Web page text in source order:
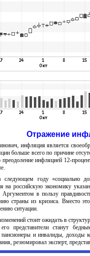
Отражение
инфляция является
больше всего по причине
инфляцией 12-
следующем году «социально
на российскую экономику
в пользу
страны из кризиса. Вместо
ситуации.
стоит ожидать в
его представители станут
пансионеры и инвалиды,
резюмировал эксперт,